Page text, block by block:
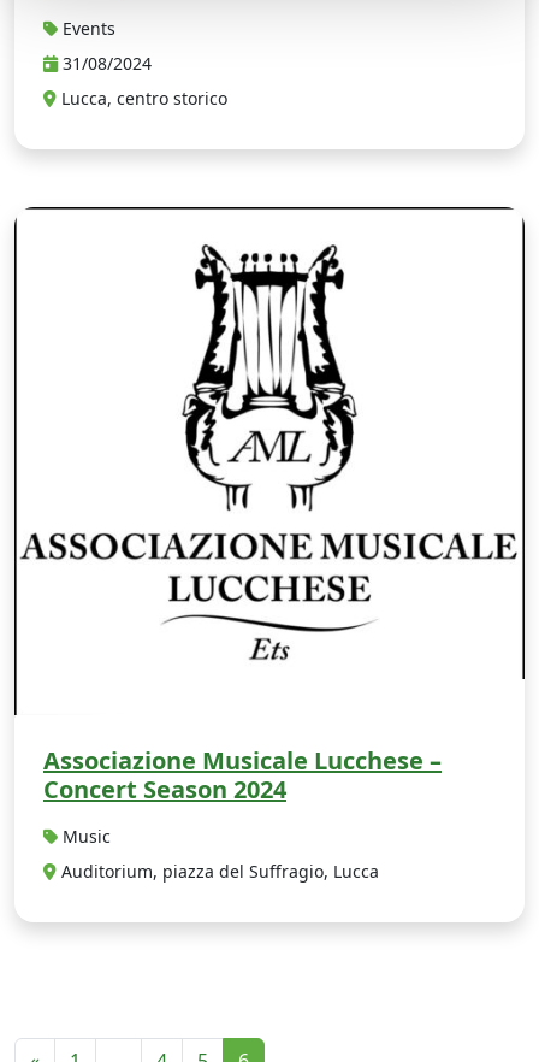
Events
31/08/2024
Lucca, centro storico
Associazione Musicale Lucchese –
Concert Season 2024
Music
Auditorium, piazza del Suffragio, Lucca